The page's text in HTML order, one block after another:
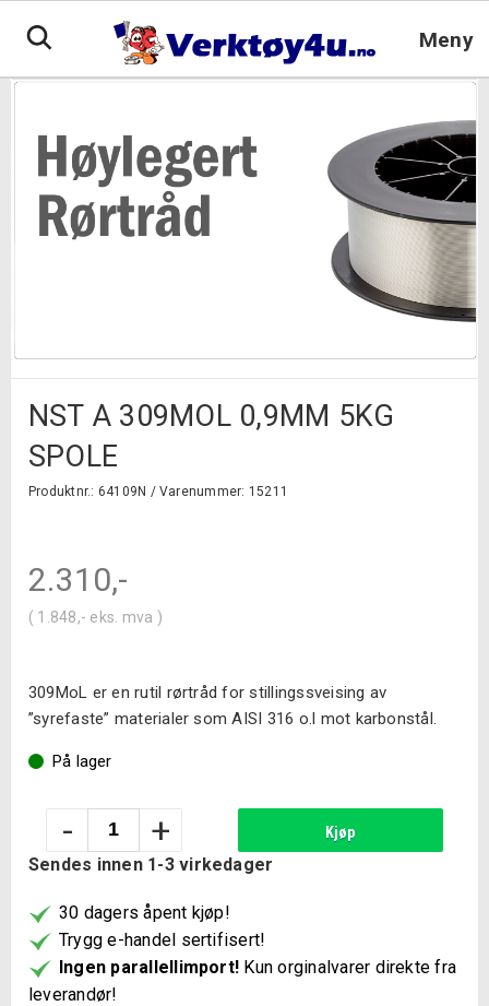
Meny
NST A 309MOL 0,9MM 5KG
SPOLE
Produktnr.: 64109N / Varenummer: 15211
2.310,-
( 1.848,- eks. mva )
309MoL er en rutil rørtråd for stillingssveising av
”syrefaste” materialer som AISI 316 o.l mot karbonstål.
På lager
309MoL
5kg
spole
antall
- + Kjøp
Sendes innen 1-3 virkedager
30 dagers åpent kjøp!
Trygg e-handel sertifisert!
Ingen parallellimport! Kun orginalvarer direkte fra
leverandør!